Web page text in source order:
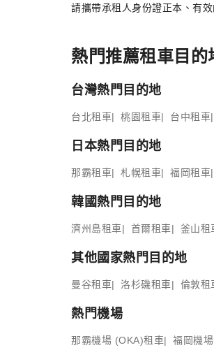
請攜帶承租人身份證正本、有
熱門推薦租車目的
台灣熱門目的地
台北租車 桃園租車 台中租車
日本熱門目的地
那霸租車 札幌租車 福岡租車
韓國熱門目的地
濟州島租車 首爾租車 釜山租
其他國家熱門目的地
曼谷租車 洛杉磯租車 倫敦租
熱門機場
那霸機場 (OKA)租車 福岡機